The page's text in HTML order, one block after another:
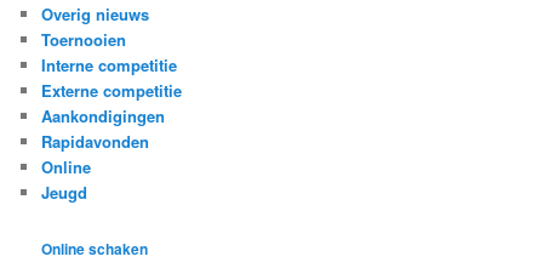
Overig nieuws
Toernooien
Interne competitie
Externe competitie
Aankondigingen
Rapidavonden
Online
Jeugd
Online schaken